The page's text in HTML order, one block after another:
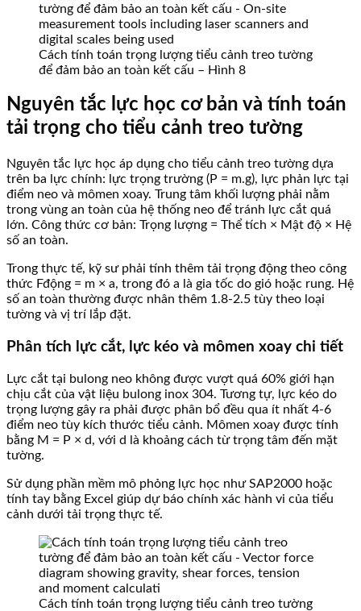
Cách tính toán trọng lượng tiểu cảnh treo tường
để đảm bảo an toàn kết cấu – Hình 8
Nguyên tắc lực học cơ bản và tính toán
tải trọng cho tiểu cảnh treo tường
Nguyên tắc lực học áp dụng cho tiểu cảnh treo tường dựa
trên ba lực chính: lực trọng trường (P = m.g), lực phản lực tại
điểm neo và mômen xoay. Trung tâm khối lượng phải nằm
trong vùng an toàn của hệ thống neo để tránh lực cắt quá
lớn. Công thức cơ bản: Trọng lượng = Thể tích × Mật độ × Hệ
số an toàn.
Trong thực tế, kỹ sư phải tính thêm tải trọng động theo công
thức Fđộng = m × a, trong đó a là gia tốc do gió hoặc rung. Hệ
số an toàn thường được nhân thêm 1.8-2.5 tùy theo loại
tường và vị trí lắp đặt.
Phân tích lực cắt, lực kéo và mômen xoay chi tiết
Lực cắt tại bulong neo không được vượt quá 60% giới hạn
chịu cắt của vật liệu bulong inox 304. Tương tự, lực kéo do
trọng lượng gây ra phải được phân bổ đều qua ít nhất 4-6
điểm neo tùy kích thước tiểu cảnh. Mômen xoay được tính
bằng M = P × d, với d là khoảng cách từ trọng tâm đến mặt
tường.
Sử dụng phần mềm mô phỏng lực học như SAP2000 hoặc
tính tay bằng Excel giúp dự báo chính xác hành vi của tiểu
cảnh dưới tải trọng thực tế.
Cách tính toán trọng lượng tiểu cảnh treo tường